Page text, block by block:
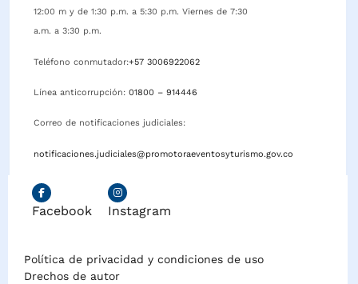
12:00 m y de 1:30 p.m. a 5:30 p.m. Viernes de 7:30
a.m. a 3:30 p.m.
Teléfono conmutador:+57 3006922062
Línea anticorrupción: 01800 – 914446
Correo de notificaciones judiciales:
notificaciones.judiciales@promotoraeventosyturismo.gov.co
Facebook Instagram
Política de privacidad y condiciones de uso
Drechos de autor